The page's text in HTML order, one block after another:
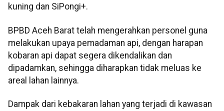
kuning dan SiPongi+.
BPBD Aceh Barat telah mengerahkan personel guna
melakukan upaya pemadaman api, dengan harapan
kobaran api dapat segera dikendalikan dan
dipadamkan, sehingga diharapkan tidak meluas ke
areal lahan lainnya.
Dampak dari kebakaran lahan yang terjadi di kawasan